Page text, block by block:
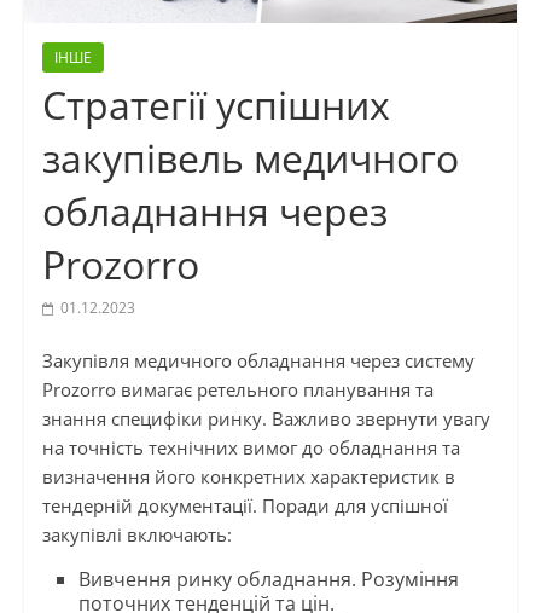
ІНШЕ
Стратегії успішних
закупівель медичного
обладнання через
Prozorro
01.12.2023
Закупівля медичного обладнання через систему
Prozorro вимагає ретельного планування та
знання специфіки ринку. Важливо звернути увагу
на точність технічних вимог до обладнання та
визначення його конкретних характеристик в
тендерній документації. Поради для успішної
закупівлі включають:
Вивчення ринку обладнання. Розуміння
поточних тенденцій та цін.